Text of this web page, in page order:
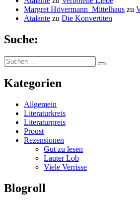
Margret Hövermann_Mittelhaus zu
Atalante zu Die Konvertiten
Suche:
Suchen
nach:
Suchen
Kategorien
Allgemein
Literaturkreis
Literaturpreis
Proust
Rezensionen
Gut zu lesen
Lauter Lob
Viele Verrisse
Blogroll